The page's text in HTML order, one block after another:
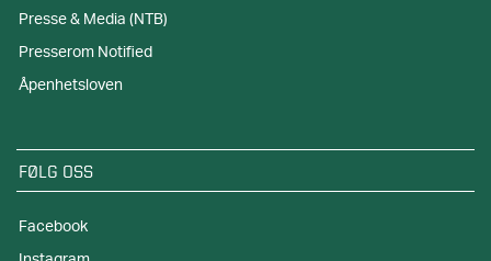
Presse & Media (NTB)
Presserom Notified
Åpenhetsloven
FØLG OSS
Facebook